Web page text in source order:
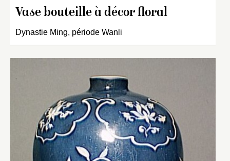
Vase bouteille à décor floral
Dynastie Ming, période Wanli